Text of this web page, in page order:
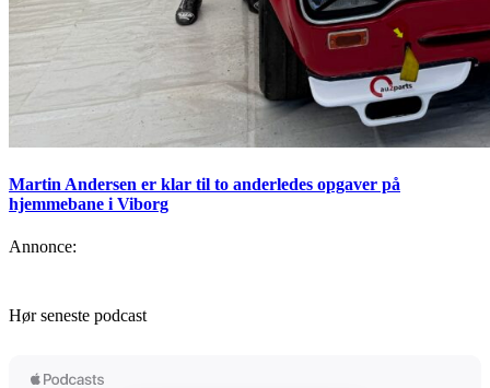
Martin Andersen er klar til to anderledes opgaver på
hjemmebane i Viborg
Annonce:
Hør seneste podcast